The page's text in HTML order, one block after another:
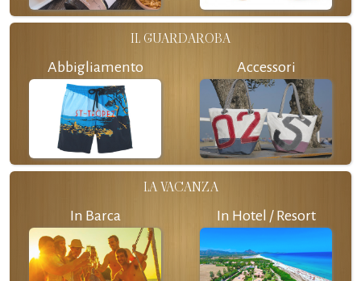
IL GUARDAROBA
Abbigliamento Accessori
LA VACANZA
In Barca In Hotel / Resort